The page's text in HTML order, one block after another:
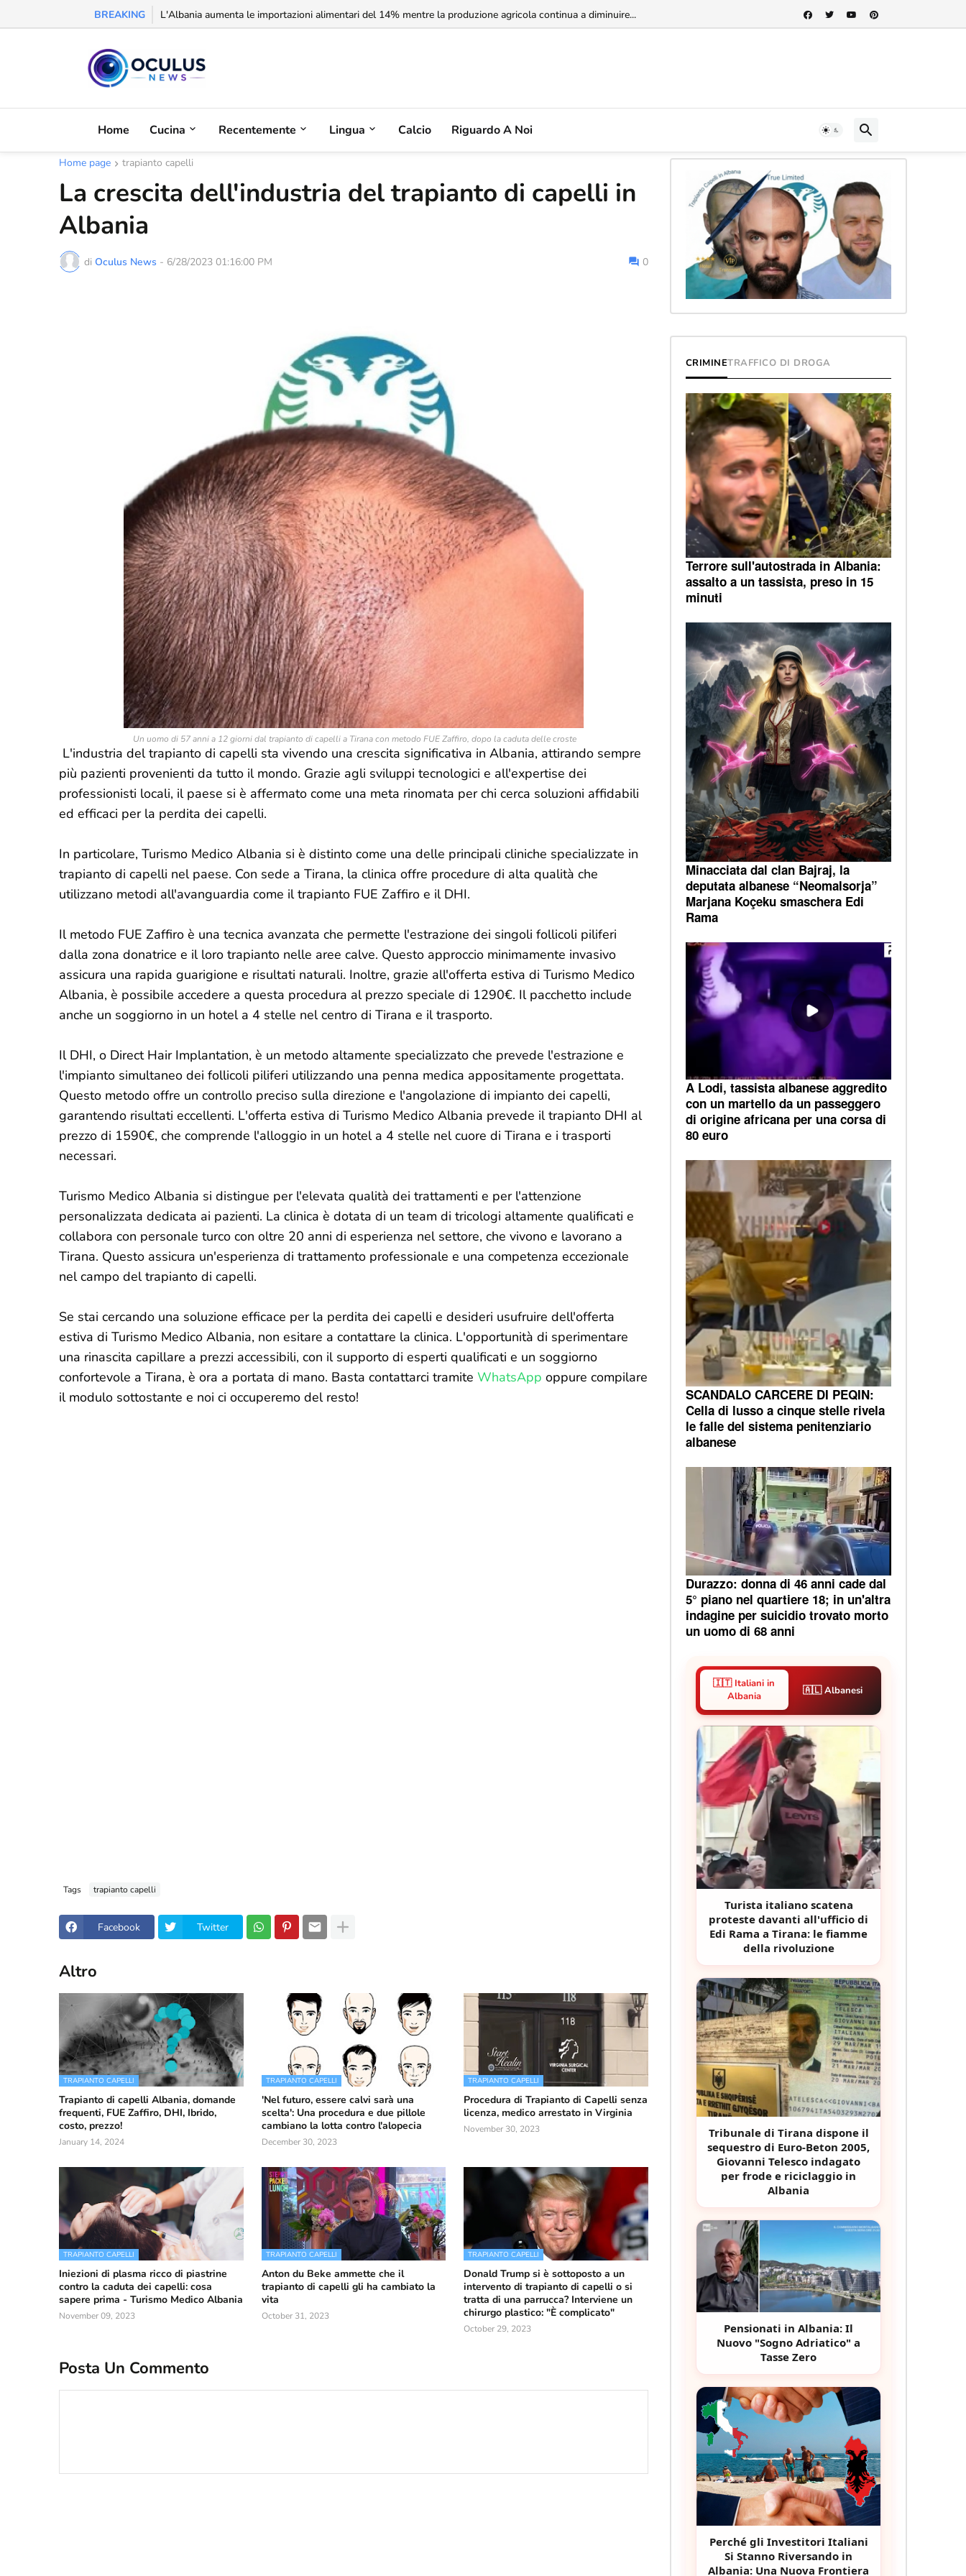
BREAKING Riconoscimento alla balcanica: la Serbia non riconosce il Kosovo, ma l'Albania potrebbe riconoscere la Serbia nel cuore della storia albanese...
Home Cucina Recentemente Lingua Calcio Riguardo A Noi
Home page trapianto capelli
La crescita dell'industria del trapianto di capelli in
Albania
di Oculus News - 6/28/2023 01:16:00 PM 0
Un uomo di 57 anni a 12 giorni dal trapianto di capelli a Tirana con metodo FUE Zaffiro, dopo la caduta delle croste
L'industria del trapianto di capelli sta vivendo una crescita significativa in Albania, attirando sempre
più pazienti provenienti da tutto il mondo. Grazie agli sviluppi tecnologici e all'expertise dei
professionisti locali, il paese si è affermato come una meta rinomata per chi cerca soluzioni affidabili
ed efficaci per la perdita dei capelli.
In particolare, Turismo Medico Albania si è distinto come una delle principali cliniche specializzate in
trapianto di capelli nel paese. Con sede a Tirana, la clinica offre procedure di alta qualità che
utilizzano metodi all'avanguardia come il trapianto FUE Zaffiro e il DHI.
Il metodo FUE Zaffiro è una tecnica avanzata che permette l'estrazione dei singoli follicoli piliferi
dalla zona donatrice e il loro trapianto nelle aree calve. Questo approccio minimamente invasivo
assicura una rapida guarigione e risultati naturali. Inoltre, grazie all'offerta estiva di Turismo Medico
Albania, è possibile accedere a questa procedura al prezzo speciale di 1290€. Il pacchetto include
anche un soggiorno in un hotel a 4 stelle nel centro di Tirana e il trasporto.
Il DHI, o Direct Hair Implantation, è un metodo altamente specializzato che prevede l'estrazione e
l'impianto simultaneo dei follicoli piliferi utilizzando una penna medica appositamente progettata.
Questo metodo offre un controllo preciso sulla direzione e l'angolazione di impianto dei capelli,
garantendo risultati eccellenti. L'offerta estiva di Turismo Medico Albania prevede il trapianto DHI al
prezzo di 1590€, che comprende l'alloggio in un hotel a 4 stelle nel cuore di Tirana e i trasporti
necessari.
Turismo Medico Albania si distingue per l'elevata qualità dei trattamenti e per l'attenzione
personalizzata dedicata ai pazienti. La clinica è dotata di un team di tricologi altamente qualificati e
collabora con personale turco con oltre 20 anni di esperienza nel settore, che vivono e lavorano a
Tirana. Questo assicura un'esperienza di trattamento professionale e una competenza eccezionale
nel campo del trapianto di capelli.
Se stai cercando una soluzione efficace per la perdita dei capelli e desideri usufruire dell'offerta
estiva di Turismo Medico Albania, non esitare a contattare la clinica. L'opportunità di sperimentare
una rinascita capillare a prezzi accessibili, con il supporto di esperti qualificati e un soggiorno
confortevole a Tirana, è ora a portata di mano. Basta contattarci tramite WhatsApp oppure compilare
il modulo sottostante e noi ci occuperemo del resto!
Tags trapianto capelli
Facebook Twitter
Altro
TRAPIANTO CAPELLI
Trapianto di capelli Albania, domande
frequenti, FUE Zaffiro, DHI, Ibrido,
costo, prezzo!
January 14, 2024
TRAPIANTO CAPELLI
'Nel futuro, essere calvi sarà una
scelta': Una procedura e due pillole
cambiano la lotta contro l'alopecia
December 30, 2023
TRAPIANTO CAPELLI
Procedura di Trapianto di Capelli senza
licenza, medico arrestato in Virginia
November 30, 2023
TRAPIANTO CAPELLI
Iniezioni di plasma ricco di piastrine
contro la caduta dei capelli: cosa
sapere prima - Turismo Medico Albania
November 09, 2023
TRAPIANTO CAPELLI
Anton du Beke ammette che il
trapianto di capelli gli ha cambiato la
vita
October 31, 2023
TRAPIANTO CAPELLI
Donald Trump si è sottoposto a un
intervento di trapianto di capelli o si
tratta di una parrucca? Interviene un
chirurgo plastico: "È complicato"
October 29, 2023
Posta Un Commento
CRIMINETRAFFICO DI DROGA
Terrore sull'autostrada in Albania:
assalto a un tassista, preso in 15
minuti
Minacciata dal clan Bajraj, la
deputata albanese “Neomalsorja”
Marjana Koçeku smaschera Edi
Rama
A Lodi, tassista albanese aggredito
con un martello da un passeggero
di origine africana per una corsa di
80 euro
SCANDALO CARCERE DI PEQIN:
Cella di lusso a cinque stelle rivela
le falle del sistema penitenziario
albanese
Durazzo: donna di 46 anni cade dal
5° piano nel quartiere 18; in un'altra
indagine per suicidio trovato morto
un uomo di 68 anni
🇮🇹 Italiani in
Albania
🇦🇱 Albanesi
Turista italiano scatena
proteste davanti all'ufficio di
Edi Rama a Tirana: le fiamme
della rivoluzione
Tribunale di Tirana dispone il
sequestro di Euro-Beton 2005,
Giovanni Telesco indagato
per frode e riciclaggio in
Albania
Pensionati in Albania: Il
Nuovo "Sogno Adriatico" a
Tasse Zero
Perché gli Investitori Italiani
Si Stanno Riversando in
Albania: Una Nuova Frontiera